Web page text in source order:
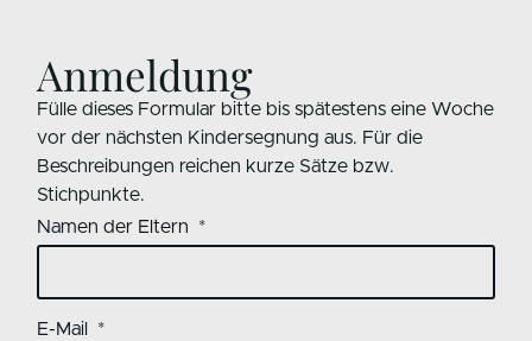
Anmeldung
Fülle dieses Formular bitte bis spätestens eine Woche
vor der nächsten Kindersegnung aus. Für die
Beschreibungen reichen kurze Sätze bzw.
Stichpunkte.
Namen der Eltern
E-Mail